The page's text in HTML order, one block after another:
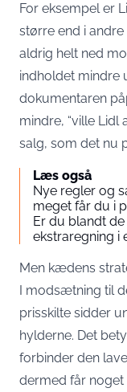
For eksempel er
større end i
aldrig helt ned
indholdet mindre
dokumentaren
mindre, “ville
salg, som det nu
Læs også
Nye regler og
meget får du i
Er du blandt
ekstraregning i
Men kædens
I modsætning til
prisskilte sidder
hylderne. Det
forbinder den
dermed får noget